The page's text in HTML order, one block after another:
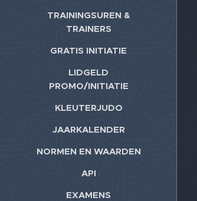
TRAININGSUREN &
TRAINERS
GRATIS INITIATIE
LIDGELD
PROMO/INITIATIE
KLEUTERJUDO
JAARKALENDER
NORMEN EN WAARDEN
API
EXAMENS